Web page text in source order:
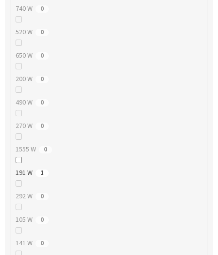
740 W 0
520 W 0
650 W 0
200 W 0
490 W 0
270 W 0
1555 W 0
191 W 1
292 W 0
105 W 0
141 W 0